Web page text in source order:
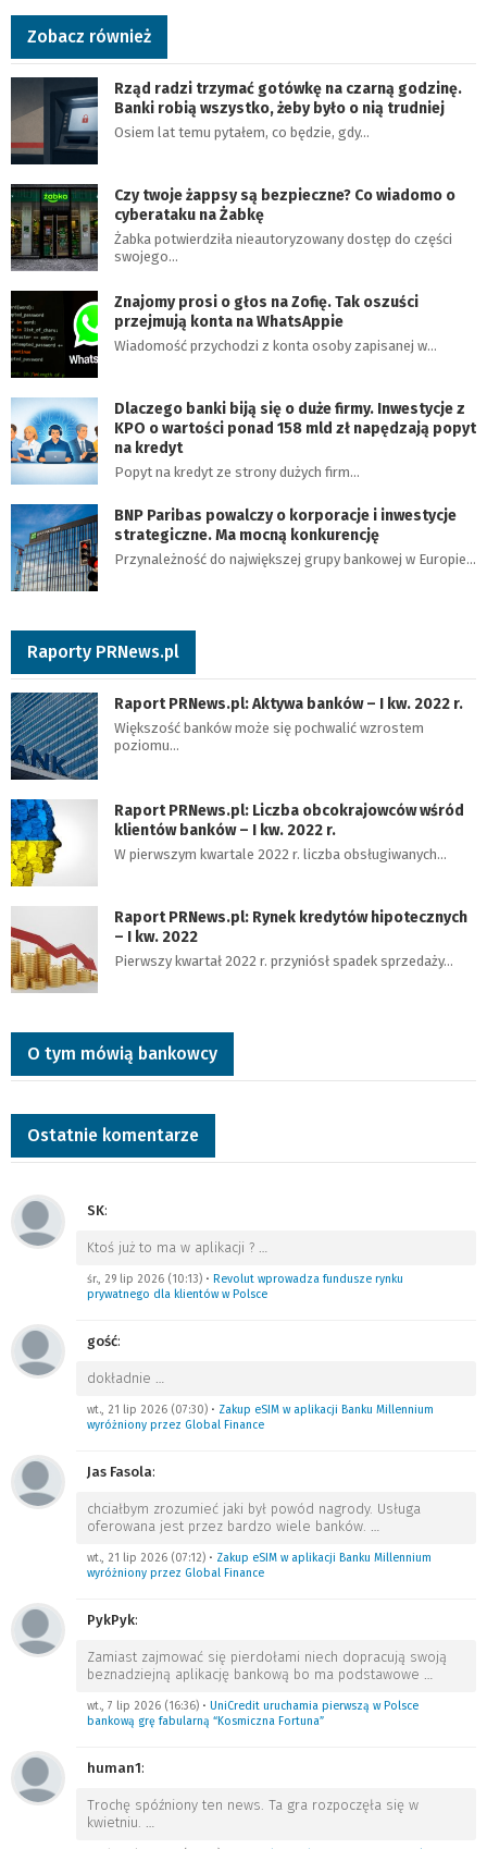
Zobacz również
Rząd radzi trzymać gotówkę na czarną godzinę.
Banki robią wszystko, żeby było o nią trudniej
Osiem lat temu pytałem, co będzie, gdy…
Czy twoje żappsy są bezpieczne? Co wiadomo o
cyberataku na Żabkę
Żabka potwierdziła nieautoryzowany dostęp do części
swojego…
Znajomy prosi o głos na Zofię. Tak oszuści
przejmują konta na WhatsAppie
Wiadomość przychodzi z konta osoby zapisanej w…
Dlaczego banki biją się o duże firmy. Inwestycje z
KPO o wartości ponad 158 mld zł napędzają popyt
na kredyt
Popyt na kredyt ze strony dużych firm…
BNP Paribas powalczy o korporacje i inwestycje
strategiczne. Ma mocną konkurencję
Przynależność do największej grupy bankowej w Europie…
Raporty PRNews.pl
Raport PRNews.pl: Aktywa banków – I kw. 2022 r.
Większość banków może się pochwalić wzrostem
poziomu…
Raport PRNews.pl: Liczba obcokrajowców wśród
klientów banków – I kw. 2022 r.
W pierwszym kwartale 2022 r. liczba obsługiwanych…
Raport PRNews.pl: Rynek kredytów hipotecznych
– I kw. 2022
Pierwszy kwartał 2022 r. przyniósł spadek sprzedaży…
O tym mówią bankowcy
Ostatnie komentarze
SK:
Ktoś już to ma w aplikacji ? …
śr., 29 lip 2026 (10:13) • Revolut wprowadza fundusze rynku
prywatnego dla klientów w Polsce
gość:
dokładnie …
wt., 21 lip 2026 (07:30) • Zakup eSIM w aplikacji Banku Millennium
wyróżniony przez Global Finance
Jas Fasola:
chciałbym zrozumieć jaki był powód nagrody. Usługa
oferowana jest przez bardzo wiele banków. …
wt., 21 lip 2026 (07:12) • Zakup eSIM w aplikacji Banku Millennium
wyróżniony przez Global Finance
PykPyk:
Zamiast zajmować się pierdołami niech dopracują swoją
beznadziejną aplikację bankową bo ma podstawowe …
wt., 7 lip 2026 (16:36) • UniCredit uruchamia pierwszą w Polsce
bankową grę fabularną “Kosmiczna Fortuna”
human1:
Trochę spóźniony ten news. Ta gra rozpoczęła się w
kwietniu. …